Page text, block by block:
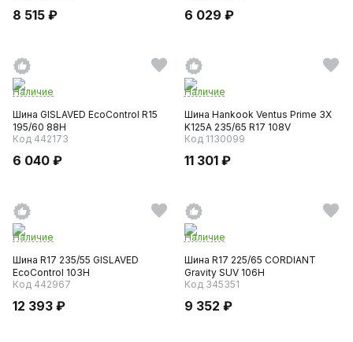
8 515 ₽ 6 029 ₽
Наличие
Шина GISLAVED EcoControl R15
195/60 88H
Код 442173
6 040 ₽
Наличие
Шина Hankook Ventus Prime 3X
K125A 235/65 R17 108V
Код 1130099
11 301 ₽
Наличие
Шина R17 235/55 GISLAVED
EcoControl 103H
Код 442967
12 393 ₽
Наличие
Шина R17 225/65 CORDIANT
Gravity SUV 106H
Код 345351
9 352 ₽